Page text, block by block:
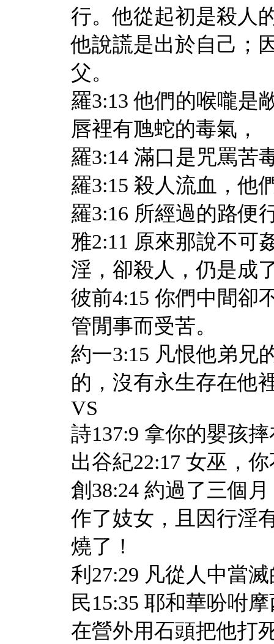
行。他從起初是殺人
他說謊是出於自己；
父。
羅3:13 他們的喉嚨是
唇裡有虺蛇的毒氣，
羅3:14 滿口是咒罵苦
羅3:15 殺人流血，他
羅3:16 所經過的路便
雅2:11 原來那說不可
淫，卻殺人，仍是成
彼前4:15 你們中間卻
管閒事而受苦。
約一3:15 凡恨他弟兄
的，沒有永生存在他
VS
詩137:9 拿你的嬰孩
出谷紀22:17 女巫，
創38:24 約過了三個
作了妓女，且因行淫
燒了！
利27:29 凡從人中當
民15:35 耶和華吩咐
在營外用石頭把他打